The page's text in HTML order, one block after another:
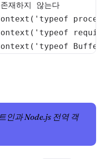
하지 않는다
( 'typeof
( 'typeof
( 'typeof
인과 Node.js 전역 객